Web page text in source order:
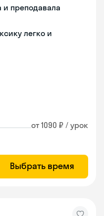
и преподавала
легко и
от 1090 ₽ / урок
Выбрать время